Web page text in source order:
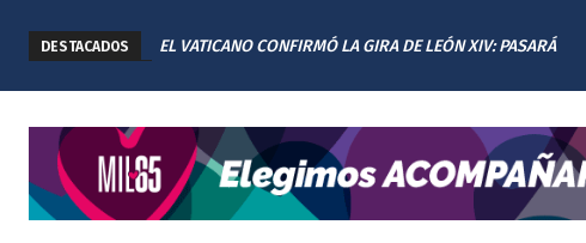
DESTACADOS
EL VATICANO CONFIRMÓ LA GIRA DE LEÓN XIV: PASARÁ